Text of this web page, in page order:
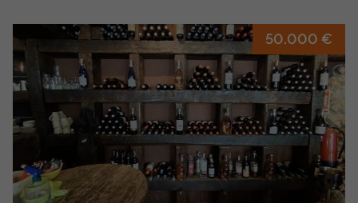
50.000 €